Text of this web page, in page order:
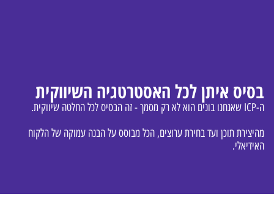
בסיס איתן לכל האסטרטגיה השיווקית
ה-ICP שאנחנו בונים הוא לא רק מסמך - זה הבסיס לכל החלטה שיווקית.
מהיצירת תוכן ועד בחירת ערוצים, הכל מבוסס על הבנה עמוקה של הלקוח
האידיאלי.